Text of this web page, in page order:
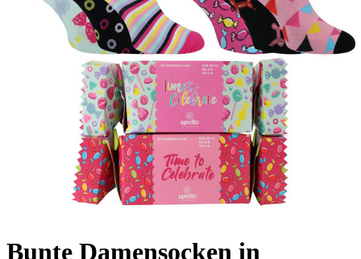
Bunte Damensocken in